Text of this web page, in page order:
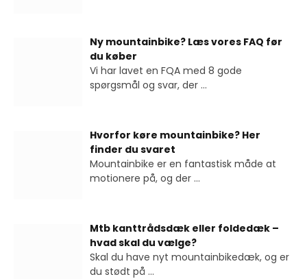
Ny mountainbike? Læs vores FAQ før
du køber
Vi har lavet en FQA med 8 gode
spørgsmål og svar, der ...
Hvorfor køre mountainbike? Her
finder du svaret
Mountainbike er en fantastisk måde at
motionere på, og der ...
Mtb kanttrådsdæk eller foldedæk –
hvad skal du vælge?
Skal du have nyt mountainbikedæk, og er
du stødt på ...